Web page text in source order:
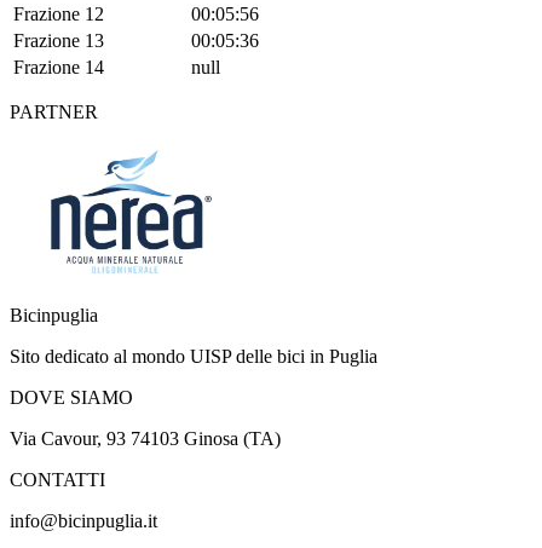
Frazione 12
00:05:56
Frazione 13
00:05:36
Frazione 14
null
PARTNER
Bicinpuglia
Sito dedicato al mondo UISP delle bici in Puglia
DOVE SIAMO
Via Cavour, 93 74103 Ginosa (TA)
CONTATTI
info@bicinpuglia.it